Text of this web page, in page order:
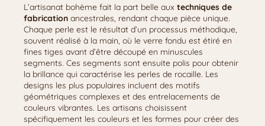
L’artisanat bohème fait la part belle aux techniques de
fabrication ancestrales, rendant chaque pièce unique.
Chaque perle est le résultat d’un processus méthodique,
souvent réalisé à la main, où le verre fondu est étiré en
fines tiges avant d’être découpé en minuscules
segments. Ces segments sont ensuite polis pour obtenir
la brillance qui caractérise les perles de rocaille. Les
designs les plus populaires incluent des motifs
géométriques complexes et des entrelacements de
couleurs vibrantes. Les artisans choisissent
spécifiquement les couleurs et les formes pour créer des